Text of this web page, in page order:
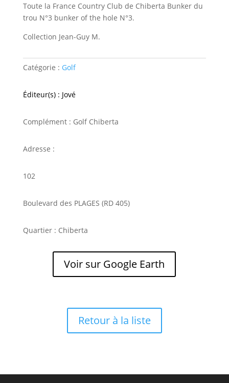
Toute la France Country Club de Chiberta Bunker du
trou N°3 bunker of the hole N°3.
Collection Jean-Guy M.
Catégorie : Golf
Éditeur(s) : Jové
Complément : Golf Chiberta
Adresse :
102
Boulevard des PLAGES (RD 405)
Quartier : Chiberta
Voir sur Google Earth
Retour à la liste